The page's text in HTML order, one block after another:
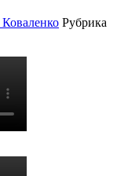
Рубрика